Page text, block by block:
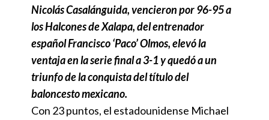
Nicolás Casalánguida, vencieron por 96-95 a
los Halcones de Xalapa, del entrenador
español Francisco ‘Paco’ Olmos, elevó la
ventaja en la serie final a 3-1 y quedó a un
triunfo de la conquista del título del
baloncesto mexicano.
Con 23 puntos, el estadounidense Michael